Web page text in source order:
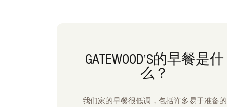
GATEWOOD’S的早餐是什
么？
我们家的早餐很低调，包括许多易于准备的